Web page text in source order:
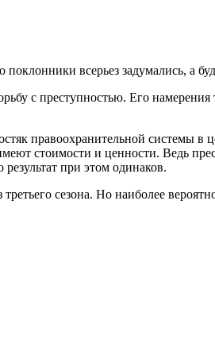
поклонники всерьез задумались, а
с преступностью. Его намерения
правоохранительной системы
стоимости и ценности. Ведь
при этом одинаков.
сезона. Но наиболее